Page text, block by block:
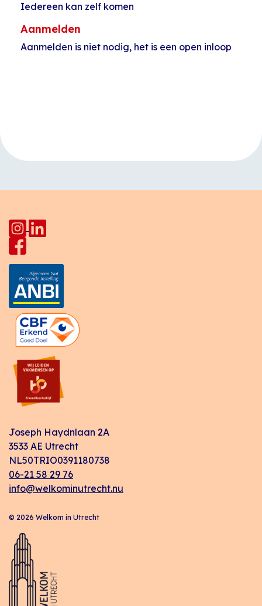
Iedereen kan zelf komen
Aanmelden
Aanmelden is niet nodig, het is een open inloop
Joseph Haydnlaan 2A
3533 AE Utrecht
NL50TRIO0391180738
06-21 58 29 76
info@welkominutrecht.nu
© 2026 Welkom in Utrecht